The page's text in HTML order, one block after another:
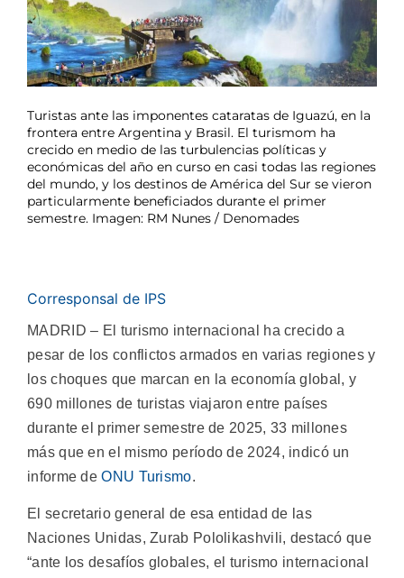
Turistas ante las imponentes cataratas de Iguazú, en la
frontera entre Argentina y Brasil. El turismom ha
crecido en medio de las turbulencias políticas y
económicas del año en curso en casi todas las regiones
del mundo, y los destinos de América del Sur se vieron
particularmente beneficiados durante el primer
semestre. Imagen: RM Nunes / Denomades
Corresponsal de IPS
MADRID – El turismo internacional ha crecido a
pesar de los conflictos armados en varias regiones y
los choques que marcan en la economía global, y
690 millones de turistas viajaron entre países
durante el primer semestre de 2025, 33 millones
más que en el mismo período de 2024, indicó un
informe deONU Turismo.
El secretario general de esa entidad de las
Naciones Unidas, Zurab Pololikashvili, destacó que
“ante los desafíos globales, el turismo internacional